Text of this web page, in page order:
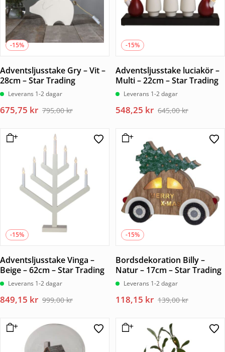
-15%
Adventsljusstake Gry – Vit –
28cm – Star Trading
Leverans 1-2 dagar
795,00kr
Det
priset
var:
795,00 kr.
675,75 kr
Det
priset
är:
675,75 kr.
-15%
Adventsljusstake luciakör –
Multi – 22cm – Star Trading
Leverans 1-2 dagar
645,00kr
Det
priset
var:
645,00 kr.
548,25 kr
Det
priset
är:
548,25 kr.
-15%
Adventsljusstake Vinga –
Beige – 62cm – Star Trading
Leverans 1-2 dagar
999,00kr
Det
priset
var:
999,00 kr.
849,15 kr
Det
priset
är:
849,15 kr.
-15%
Bordsdekoration Billy –
Natur – 17cm – Star Trading
Leverans 1-2 dagar
139,00kr
Det
priset
var:
139,00 kr.
118,15 kr
Det
priset
är:
118,15 kr.